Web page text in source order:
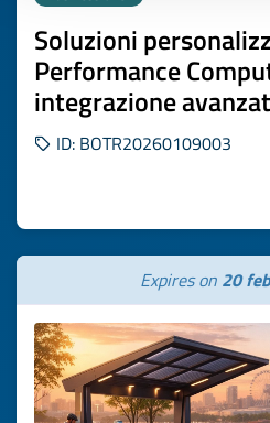
Soluzioni
Performance
integrazione
ID: BOTR20260109003
Expires on 20